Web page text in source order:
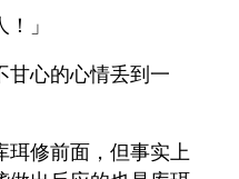
」
甘心的心情丢到一
珥修前面，但事实上